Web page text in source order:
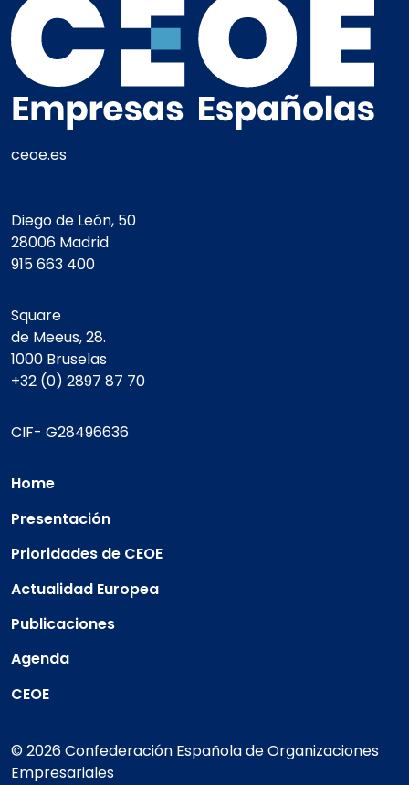
ceoe.es
Diego de León, 50
28006 Madrid
915 663 400
Square
de Meeus, 28.
1000 Bruselas
+32 (0) 2897 87 70
CIF- G28496636
Home
Presentación
Prioridades de CEOE
Actualidad Europea
Publicaciones
Agenda
CEOE
© 2026 Confederación Española de Organizaciones
Empresariales